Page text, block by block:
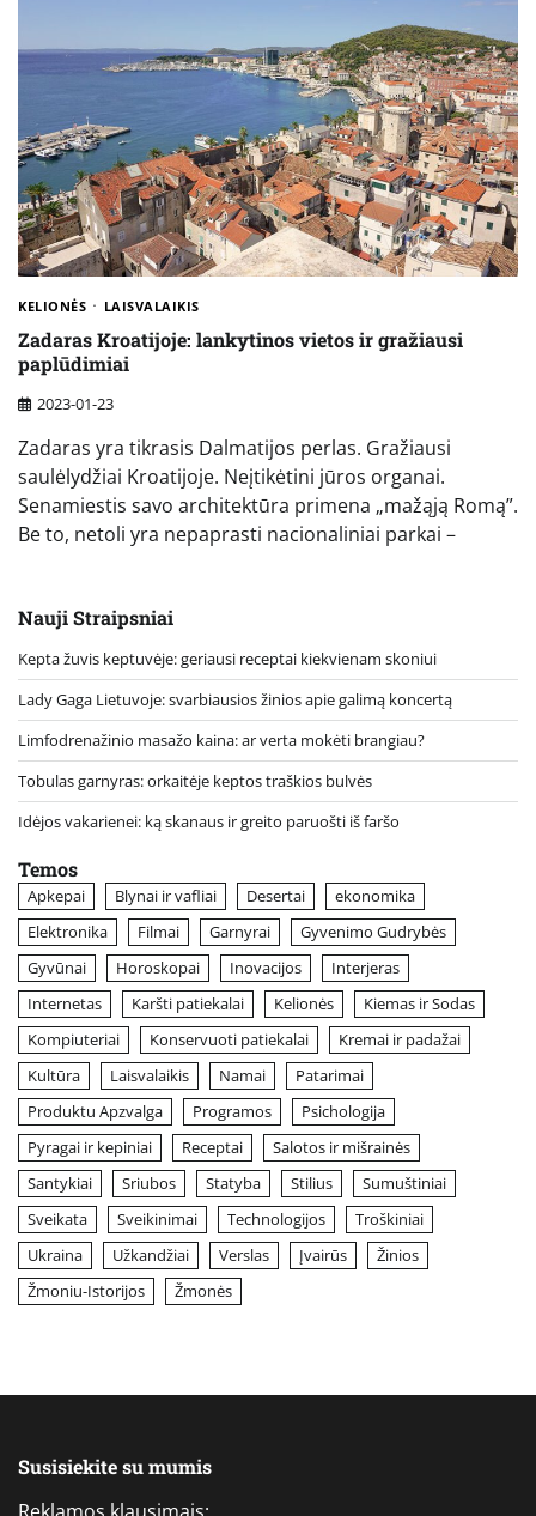
KELIONĖS LAISVALAIKIS
Zadaras Kroatijoje: lankytinos vietos ir gražiausi
paplūdimiai
2023-01-23
Zadaras yra tikrasis Dalmatijos perlas. Gražiausi
saulėlydžiai Kroatijoje. Neįtikėtini jūros organai.
Senamiestis savo architektūra primena „mažąją Romą”.
Be to, netoli yra nepaprasti nacionaliniai parkai –
Nauji Straipsniai
Kepta žuvis keptuvėje: geriausi receptai kiekvienam skoniui
Lady Gaga Lietuvoje: svarbiausios žinios apie galimą koncertą
Limfodrenažinio masažo kaina: ar verta mokėti brangiau?
Tobulas garnyras: orkaitėje keptos traškios bulvės
Idėjos vakarienei: ką skanaus ir greito paruošti iš faršo
Temos
Apkepai Blynai ir vafliai Desertai
ekonomika
Elektronika
Filmai Garnyrai
Gyvenimo Gudrybės
Gyvūnai
Horoskopai Inovacijos
Interjeras
Internetas
Karšti patiekalai Kelionės
Kiemas ir Sodas
Kompiuteriai
Konservuoti patiekalai
Kremai ir padažai
Kultūra
Laisvalaikis Namai
Patarimai
Produktu Apzvalga
Programos
Psichologija
Pyragai ir kepiniai
Receptai
Salotos ir mišrainės
Santykiai
Sriubos Statyba Stilius
Sumuštiniai
Sveikata
Sveikinimai Technologijos
Troškiniai
Ukraina
Užkandžiai Verslas Įvairūs
Žinios
Žmoniu-Istorijos
Žmonės
Susisiekite su mumis